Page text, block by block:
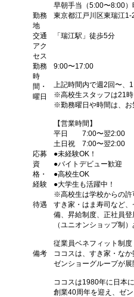
早朝手当（5:00〜8:00）
勤務
地
東京都江戸川区東瑞江1-
交通
アク
セス
「瑞江駅」徒歩5分
勤務
時
間・
曜日
9:00〜17:00
上記時間内で週2回〜、
※高校生スタッフは21
※勤務曜日や時間は、お
【営業時間】
平日 7:00〜翌2:00
土日祝 7:00〜翌2:00
応募
資
格・
経験
●未経験OK！
●バイトデビュー歓迎
●高校生OK
●大学生も活躍中！
※高校生は学校からの許
待遇
すき家・はま寿司など
備、昇給制度、正社員
（ユニオンショップ制
従業員ベネフィット制
備考
ココスは、すき家・な
ゼンショーグループが展
ココスは1980年に日本
創業40周年を迎え、ゼ